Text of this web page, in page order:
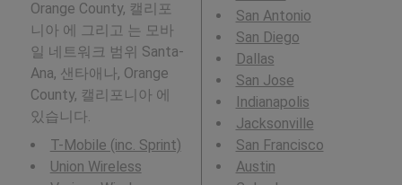
Orange County, 캘리포
니아 에 그리고 는 모바
일 네트워크 범위 Santa-
Ana, 샌타애나, Orange
County, 캘리포니아 에
있습니다.
T-Mobile (inc. Sprint)
Union Wireless
San Antonio
San Diego
Dallas
San Jose
Indianapolis
Jacksonville
San Francisco
Austin